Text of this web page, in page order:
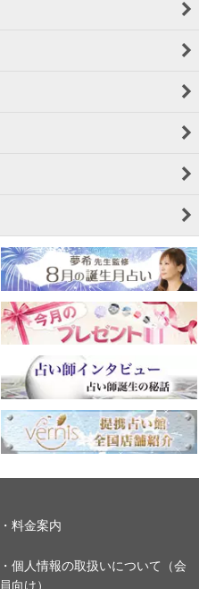
・料金案内
・個人情報の取扱いについて（会
員向け）